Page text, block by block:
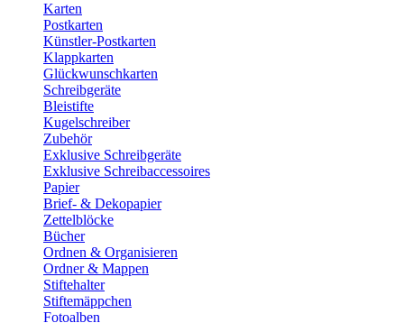
Karten
Postkarten
Künstler-Postkarten
Klappkarten
Glückwunschkarten
Schreibgeräte
Bleistifte
Kugelschreiber
Zubehör
Exklusive Schreibgeräte
Exklusive Schreibaccessoires
Papier
Brief- & Dekopapier
Zettelblöcke
Bücher
Ordnen & Organisieren
Ordner & Mappen
Stiftehalter
Stiftemäppchen
Fotoalben